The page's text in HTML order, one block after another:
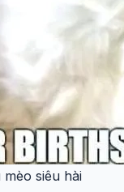
siêu hài